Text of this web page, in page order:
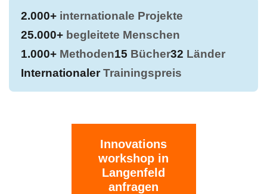
2.000+ internationale Projekte
25.000+ begleitete Menschen
1.000+ Methoden15 Bücher32 Länder
InternationalerTrainingspreis
Innovations
workshop in
Langenfeld
anfragen